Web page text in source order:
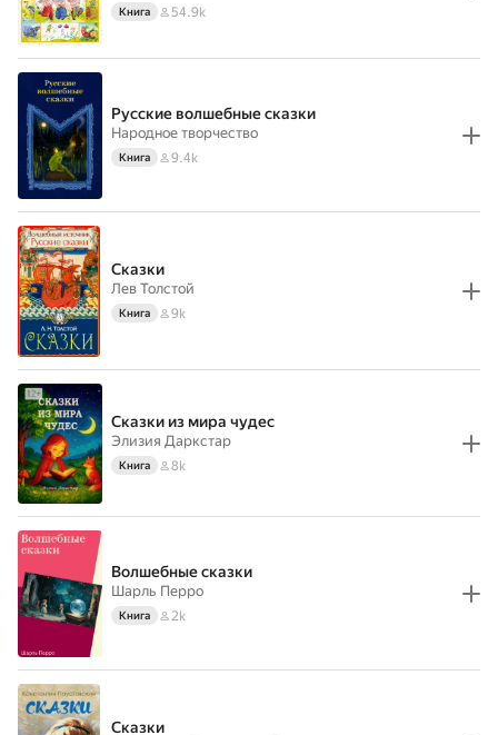
Книга 54.9k
Русские волшебные сказки
Народное творчество
Книга 9.4k
Сказки
Лев Толстой
Книга 9k
Сказки из мира чудес
Элизия Даркстар
Книга 8k
Волшебные сказки
Шарль Перро
Книга 2k
Сказки